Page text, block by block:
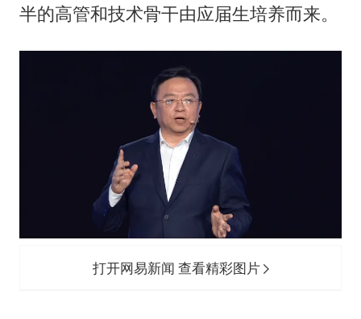
半的高管和技术骨干由应届生培养而来。
打开网易新闻 查看精彩图片